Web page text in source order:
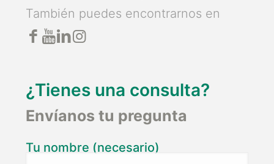
También puedes encontrarnos en
¿Tienes una consulta?
Envíanos tu pregunta
Tu nombre (necesario)